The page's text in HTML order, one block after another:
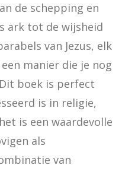
de schepping en
ark tot de wijsheid
van Jezus, elk
manier die je nog
boek is perfect
is in religie,
is een waardevolle
als
van